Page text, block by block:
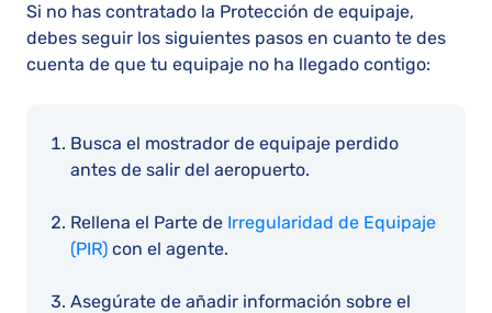
Si no has contratado la Protección de equipaje,
debes seguir los siguientes pasos en cuanto te des
cuenta de que tu equipaje no ha llegado contigo:
Busca el mostrador de equipaje perdido
antes de salir del aeropuerto.
Rellena el Parte de Irregularidad de Equipaje
(PIR) con el agente.
Asegúrate de añadir información sobre el